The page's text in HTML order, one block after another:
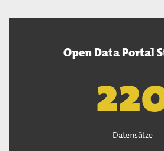
Open Data Portal
221
Datensätze